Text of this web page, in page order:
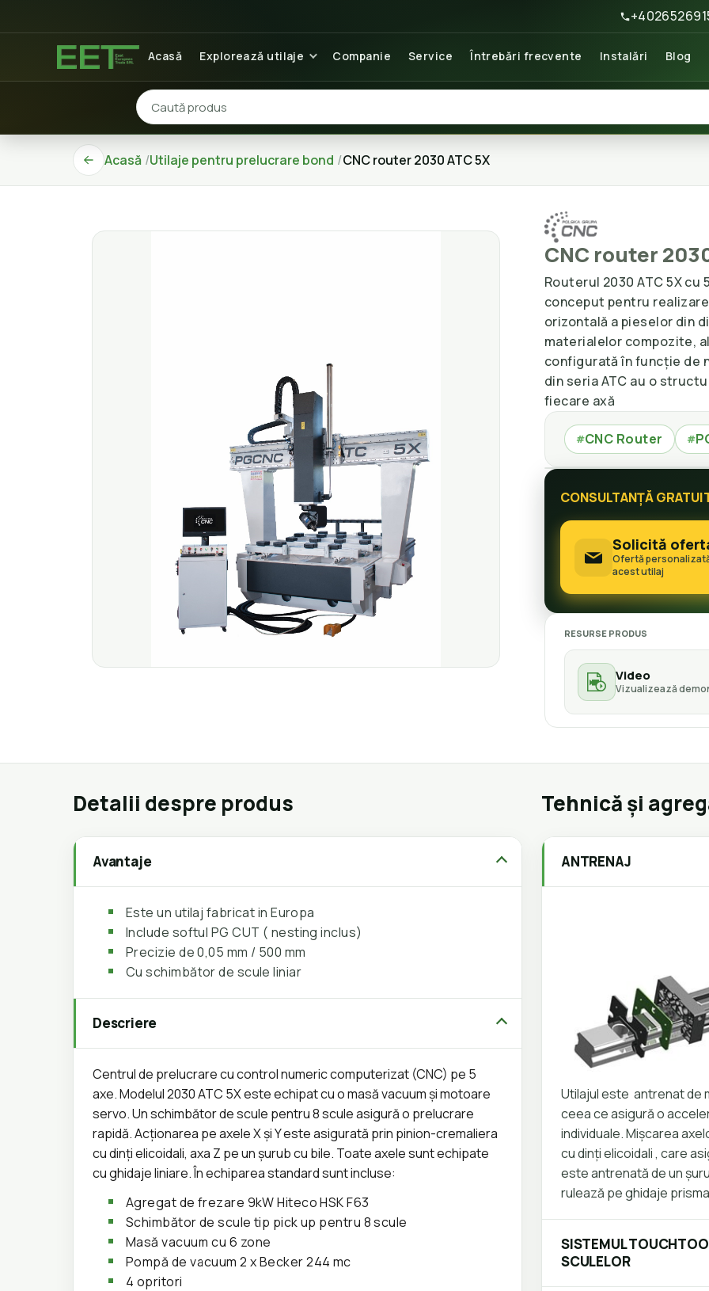
Acasă Explorează utilaje Companie Service Întrebări frecvente Instalări Blog
Acasă Utilaje pentru prelucrare bond CNC router 2030 ATC 5X
CNC router
Routerul 2030 ATC 5X
conceput pentru
orizontală a pieselor din
materialelor compozite,
configurată în funcție de
din seria ATC au o
fiecare axă
#CNC Router #
CONSULTANȚĂ
Solicită
Ofertă
acest utilaj
RESURSE PRODUS
Video
Vizualizează
Detalii despre produs
Avantaje
Este un utilaj fabricat in Europa
Include softul PG CUT ( nesting inclus)
Precizie de 0,05 mm / 500 mm
Cu schimbător de scule liniar
Descriere
Centrul de prelucrare cu control numeric computerizat (CNC) pe 5
axe. Modelul 2030 ATC 5X este echipat cu o masă vacuum și motoare
servo. Un schimbător de scule pentru 8 scule asigură o prelucrare
rapidă.Acționarea pe axele X și Y este asigurată prin pinion-cremaliera
cu dinți elicoidali, axa Z pe un șurub cu bile. Toate axele sunt echipate
cu ghidaje liniare.În echiparea standard sunt incluse:
Agregat de frezare 9kW Hiteco HSK F63
Schimbător de scule tip pick up pentru 8 scule
Masă vacuum cu 6 zone
Pompă de vacuum 2 x Becker 244 mc
4 opritori
Tehnică și
ANTRENAJ
Utilajul este antrenat de
ceea ce asigură o
individuale. Mișcarea
cu dinți elicoidali , care
este antrenată de un
rulează pe ghidaje
SISTEMUL
SCULELOR